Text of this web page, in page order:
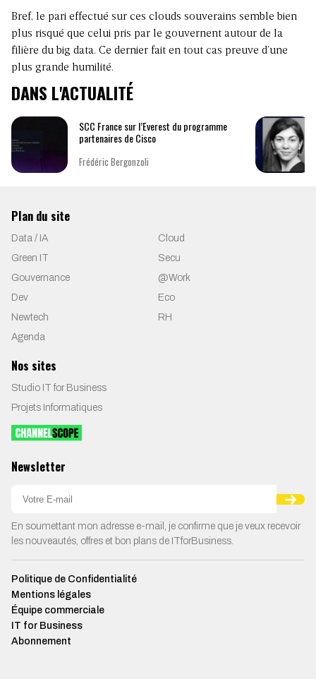
Bref, le pari effectué sur ces clouds souverains semble bien
plus risqué que celui pris par le gouvernent autour de la
filière du big data. Ce dernier fait en tout cas preuve d’une
plus grande humilité.
DANS L'ACTUALITÉ
SCC France sur l’Everest du programme
partenaires de Cisco
Frédéric Bergonzoli
Plan du site
Data / IA
Cloud
Green IT
Secu
Gouvernance
@Work
Dev
Eco
Newtech
RH
Agenda
Nos sites
Studio IT for Business
Projets Informatiques
Newsletter
En soumettant mon adresse e-mail, je confirme que je veux recevoir
les nouveautés, offres et bon plans de ITforBusiness.
Politique de Confidentialité
Mentions légales
Équipe commerciale
IT for Business
Abonnement